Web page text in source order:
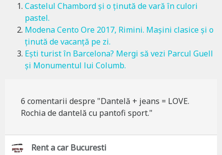
Castelul Chambord și o ținută de vară în culori
pastel.
Modena Cento Ore 2017, Rimini. Mașini clasice și o
ținută de vacanță pe zi.
Ești turist în Barcelona? Mergi să vezi Parcul Guell
și Monumentul lui Columb.
6 comentarii despre "Dantelă + jeans = LOVE.
Rochia de dantelă cu pantofi sport."
Rent a car Bucurestis